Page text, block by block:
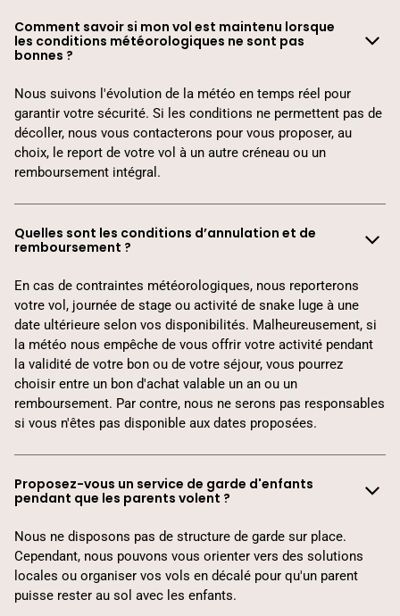
Comment savoir si mon vol est maintenu lorsque
les conditions météorologiques ne sont pas
bonnes ?
Nous suivons l'évolution de la météo en temps réel pour
garantir votre sécurité. Si les conditions ne permettent pas de
décoller, nous vous contacterons pour vous proposer, au
choix, le report de votre vol à un autre créneau ou un
remboursement intégral.
Quelles sont les conditions d’annulation et de
remboursement ?
En cas de contraintes météorologiques, nous reporterons
votre vol, journée de stage ou activité de snake luge à une
date ultérieure selon vos disponibilités. Malheureusement, si
la météo nous empêche de vous offrir votre activité pendant
la validité de votre bon ou de votre séjour, vous pourrez
choisir entre un bon d'achat valable un an ou un
remboursement. Par contre, nous ne serons pas responsables
si vous n'êtes pas disponible aux dates proposées.
Proposez-vous un service de garde d'enfants
pendant que les parents volent ?
Nous ne disposons pas de structure de garde sur place.
Cependant, nous pouvons vous orienter vers des solutions
locales ou organiser vos vols en décalé pour qu'un parent
puisse rester au sol avec les enfants.